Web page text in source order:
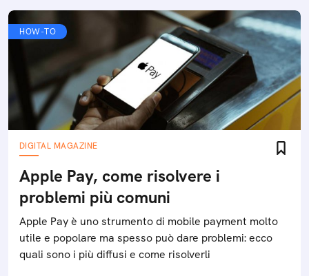
HOW-TO
DIGITAL MAGAZINE
Apple Pay, come risolvere i
problemi più comuni
Apple Pay è uno strumento di mobile payment molto
utile e popolare ma spesso può dare problemi: ecco
quali sono i più diffusi e come risolverli